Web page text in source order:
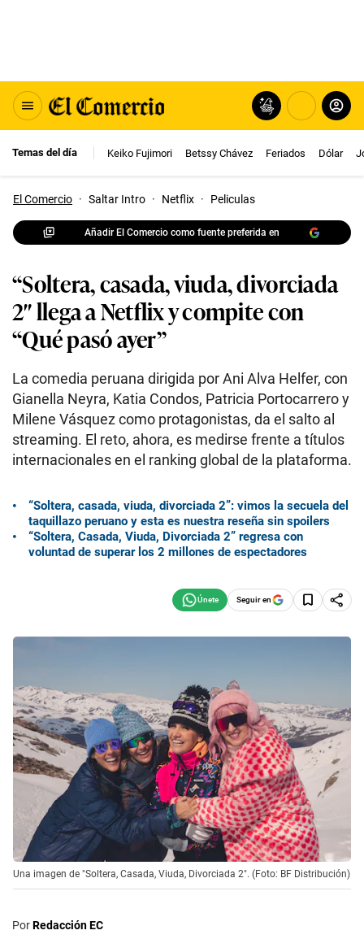
Temas del día Keiko Fujimori Betssy Chávez Feriados Dólar
El Comercio · Saltar Intro · Netflix · Peliculas
Añadir El Comercio como fuente preferida en
“Soltera, casada, viuda, divorciada
2″ llega a Netflix y compite con
“Qué pasó ayer”
La comedia peruana dirigida por Ani Alva Helfer, con
Gianella Neyra, Katia Condos, Patricia Portocarrero y
Milene Vásquez como protagonistas, da el salto al
streaming. El reto, ahora, es medirse frente a títulos
internacionales en el ranking global de la plataforma.
“Soltera, casada, viuda, divorciada 2”: vimos la secuela del
taquillazo peruano y esta es nuestra reseña sin spoilers
“Soltera, Casada, Viuda, Divorciada 2” regresa con
voluntad de superar los 2 millones de espectadores
Seguir en
Una imagen de "Soltera, Casada, Viuda, Divorciada 2". (Foto: BF Distribución)
PorRedacción EC